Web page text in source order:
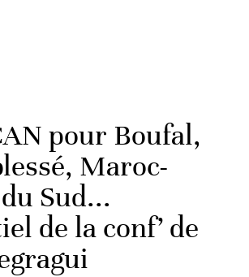
pour Boufal,
Maroc-
Sud...
de la conf’ de